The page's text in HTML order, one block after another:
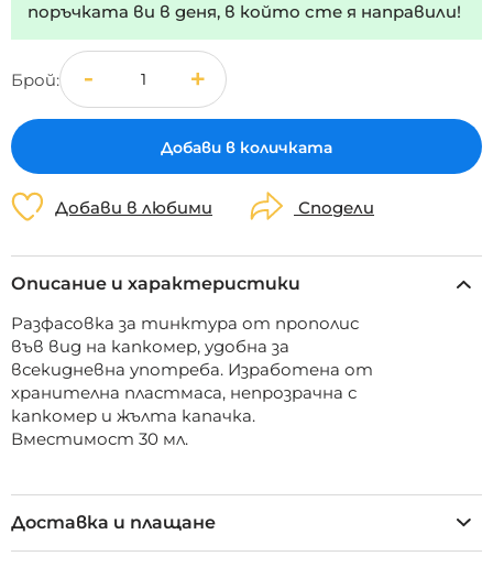
поръчката ви в деня, в който сте я направили!
Брой
Добави в количката
Добави в любими Сподели
Описание и характеристики
Разфасовка за тинктура от прополис
във вид на капкомер, удобна за
всекидневна употреба. Изработена от
хранителна пластмаса, непрозрачна с
капкомер и жълта капачка.
Вместимост 30 мл.
Доставка и плащане